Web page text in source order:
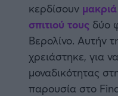
Ατλέτικο
Μάντσεστερ
Μάντσεστερ Σίτι
κερδίσουν
σπιτιού τους δύο
Βερολίνο. Αυτήν
χρειάστηκε, για
μοναδικότητας
παρουσία στο